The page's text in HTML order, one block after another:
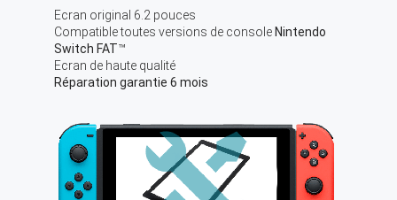
Ecran original 6.2 pouces
Compatible toutes versions de console Nintendo
Switch FAT™
Ecran de haute qualité
Réparation garantie 6 mois